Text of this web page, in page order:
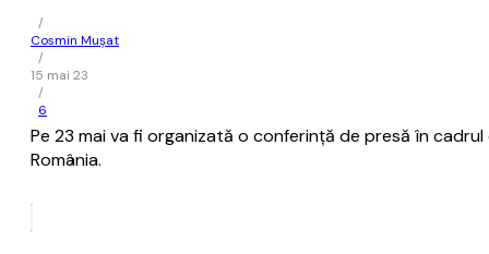
/
Cosmin Mușat
/
15 mai 23
/
6
Pe 23 mai va fi organizată o conferinţă de presă în
România.